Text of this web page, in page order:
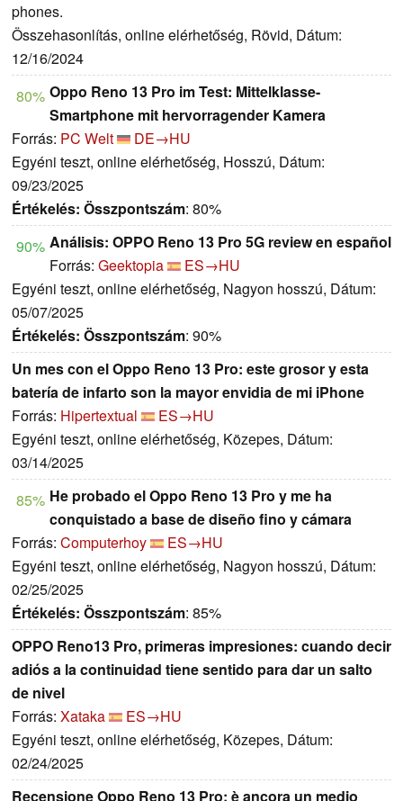
phones.
Összehasonlítás, online elérhetőség, Rövid, Dátum:
12/16/2024
80% Oppo Reno 13 Pro im Test: Mittelklasse-
Smartphone mit hervorragender Kamera
Forrás: PC Welt
DE→HU
Egyéni teszt, online elérhetőség, Hosszú, Dátum:
09/23/2025
Értékelés: Összpontszám: 80%
90% Análisis: OPPO Reno 13 Pro 5G review en español
Forrás: Geektopia
ES→HU
Egyéni teszt, online elérhetőség, Nagyon hosszú, Dátum:
05/07/2025
Értékelés: Összpontszám: 90%
Un mes con el Oppo Reno 13 Pro: este grosor y esta
batería de infarto son la mayor envidia de mi iPhone
Forrás: Hipertextual
ES→HU
Egyéni teszt, online elérhetőség, Közepes, Dátum:
03/14/2025
85% He probado el Oppo Reno 13 Pro y me ha
conquistado a base de diseño fino y cámara
Forrás: Computerhoy
ES→HU
Egyéni teszt, online elérhetőség, Nagyon hosszú, Dátum:
02/25/2025
Értékelés: Összpontszám: 85%
OPPO Reno13 Pro, primeras impresiones: cuando decir
adiós a la continuidad tiene sentido para dar un salto
de nivel
Forrás: Xataka
ES→HU
Egyéni teszt, online elérhetőség, Közepes, Dátum:
02/24/2025
Recensione Oppo Reno 13 Pro: è ancora un medio